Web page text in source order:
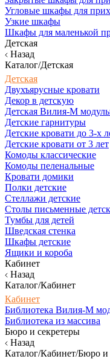
Угловые шкафы для
Узкие шкафы
Шкафы для маленькой
Детская
Назад
Каталог/Детская
Детская
Двухъярусные кровати
Декор в детскую
Детская Вилия-М
Детские гарнитуры
Детские кровати до 3-х
Детские кровати от 3 лет
Комоды классические
Комоды пеленальные
Кровати домики
Полки детские
Стеллажи детские
Столы письменные
Тумбы для детей
Шведская стенка
Шкафы детские
Ящики и короба
Кабинет
Назад
Каталог/Кабинет
Кабинет
Библиотека Вилия-М
Библиотека из массива
Бюро и секретеры
Назад
Каталог/Кабинет/Бюро и